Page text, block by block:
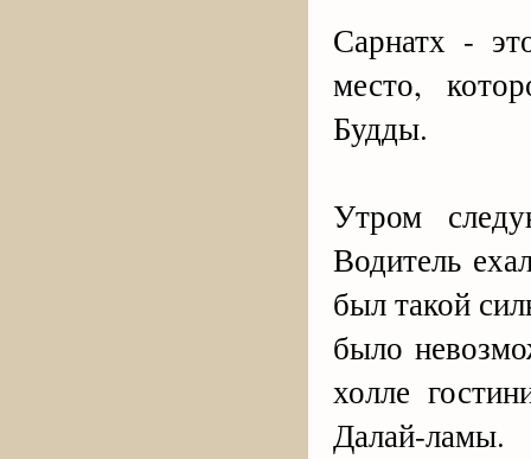
Сарнатх -
место,
Будды.
Утром
Водитель
был такой
было
холле
Далай-ламы.